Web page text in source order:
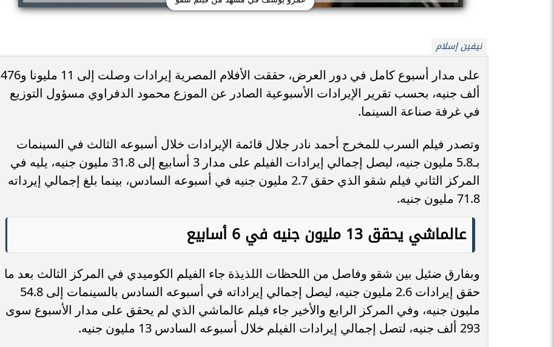
نيفين إسلام
على مدار أسبوع كامل في دور العرض، حققت الأفلام المصرية إيرادات وصلت إلى 11 مليونا و476
ألف جنيه، بحسب تقرير الإيرادات الأسبوعية الصادر عن الموزع محمود الدفراوي مسؤول التوزيع
في غرفة صناعة السينما.
وتصدر فيلم السرب للمخرج أحمد نادر جلال قائمة الإيرادات خلال أسبوعه الثالث في السينمات
بـ5.8 مليون جنيه، ليصل إجمالي إيرادات الفيلم على مدار 3 أسابيع إلى 31.8 مليون جنيه، يليه في
المركز الثاني فيلم شقو الذي حقق 2.7 مليون جنيه في أسبوعه السادس، بينما بلغ إجمالي إيرداته
71.8 مليون جنيه.
عالماشي يحقق 13 مليون جنيه في 6 أسابيع
وبفارق ضئيل بين شقو وفاصل من اللحظات اللذيذة جاء الفيلم الكوميدي في المركز الثالث بعد ما
حقق إيرادات 2.6 مليون جنيه، ليصل إجمالي إيراداته في أسبوعه السادس بالسينمات إلى 54.8
مليون جنيه، وفي المركز الرابع والأخير جاء فيلم عالماشي الذي لم يحقق على مدار الأسبوع سوى
293 ألف جنيه، لتصل إجمالي إيرادات الفيلم خلال أسبوعه السادس 13 مليون جنيه.